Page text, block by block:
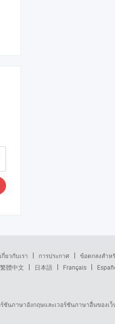
เกี่ยวกับเรา การประกาศ ข้อตกลงสำห
繁體中文 日本語 Français
ชันภาษาอังกฤษและเวอร์ชันภาษาอื่นของ